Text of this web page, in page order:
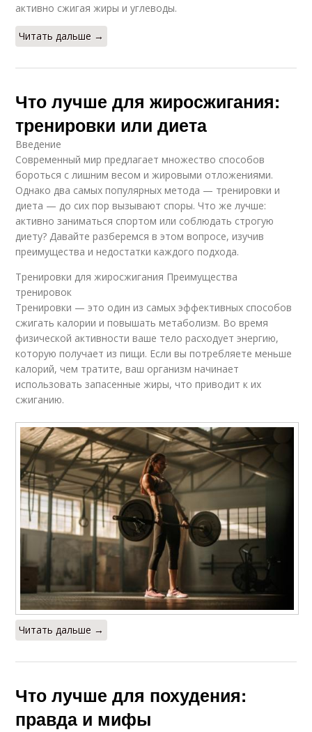
активно сжигая жиры и углеводы.
Читать дальше →
Что лучше для жиросжигания:
тренировки или диета
Введение
Современный мир предлагает множество способов
бороться с лишним весом и жировыми отложениями.
Однако два самых популярных метода — тренировки и
диета — до сих пор вызывают споры. Что же лучше:
активно заниматься спортом или соблюдать строгую
диету? Давайте разберемся в этом вопросе, изучив
преимущества и недостатки каждого подхода.
Тренировки для жиросжигания Преимущества
тренировок
Тренировки — это один из самых эффективных способов
сжигать калории и повышать метаболизм. Во время
физической активности ваше тело расходует энергию,
которую получает из пищи. Если вы потребляете меньше
калорий, чем тратите, ваш организм начинает
использовать запасенные жиры, что приводит к их
сжиганию.
Читать дальше →
Что лучше для похудения:
правда и мифы